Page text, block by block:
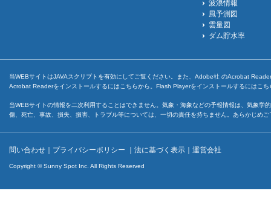
波浪情報
風予測図
雲量図
ダム貯水率
当WEBサイトはJAVAスクリプトを有効にしてご覧ください。また、Adobe社 のAcrobat
Acrobat Readerをインストールするには こちらから。Flash Playerをインストールするには こち
当WEBサイトの情報を二次利用することはできません。気象・海象などの予報情報は、気象
傷、死亡、事故、損失、損害、トラブル等については、一切の責任を持ちません。あらかじめ
問い合わせ ｜ プライバシーポリシー ｜ 法に基づく表示 ｜ 運営会社
Copyright © Sunny Spot Inc. All Rights Reserved